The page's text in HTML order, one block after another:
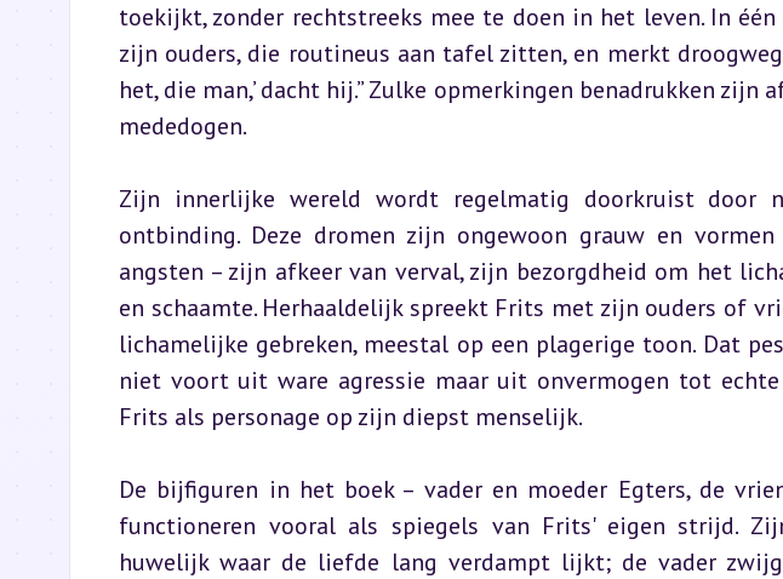
toekijkt, zonder rechtstreeks mee te doen in het leven. In
zijn ouders, die routineus aan tafel zitten, en merkt droogweg
het, die man,’ dacht hij.” Zulke opmerkingen benadrukken
mededogen.
Zijn innerlijke wereld wordt regelmatig doorkruist door
ontbinding. Deze dromen zijn ongewoon grauw en
angsten – zijn afkeer van verval, zijn bezorgdheid om het
en schaamte. Herhaaldelijk spreekt Frits met zijn ouders of
lichamelijke gebreken, meestal op een plagerige toon. Dat
niet voort uit ware agressie maar uit onvermogen tot
Frits als personage op zijn diepst menselijk.
De bijfiguren in het boek – vader en moeder Egters, de
functioneren vooral als spiegels van Frits' eigen strijd.
huwelijk waar de liefde lang verdampt lijkt; de vader